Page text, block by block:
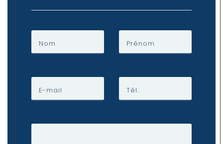
Nom Prénom
E-mail Tél.